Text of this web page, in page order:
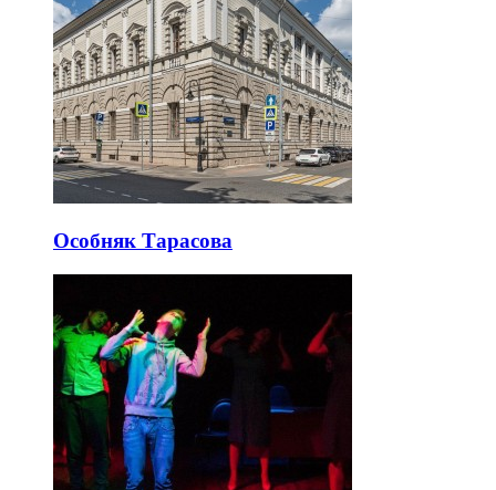
Особняк Тарасова